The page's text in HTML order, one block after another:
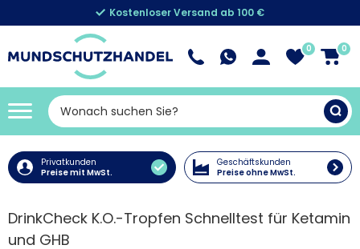
Kostenloser Versand ab 100 €
0 0
Privatkunden
Preise mit MwSt.
Geschäftskunden
Preise ohne MwSt.
DrinkCheck K.O.-Tropfen Schnelltest für Ketamin
und GHB